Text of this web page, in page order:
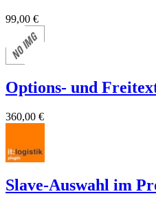
99,00 €
Options- und
360,00 €
Slave-Auswahl im